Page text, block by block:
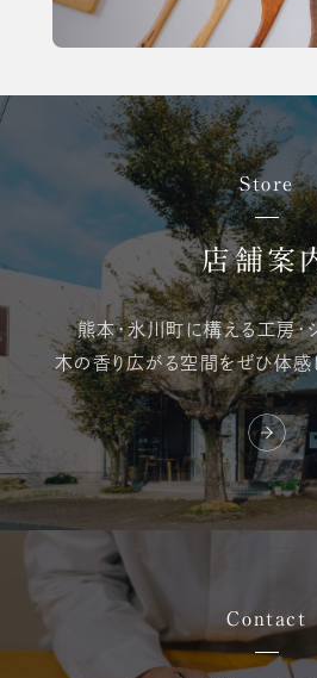
Store
店舗案
熊本・氷川町に構える工房・
木の香り広がる空間をぜひ体感
Contact